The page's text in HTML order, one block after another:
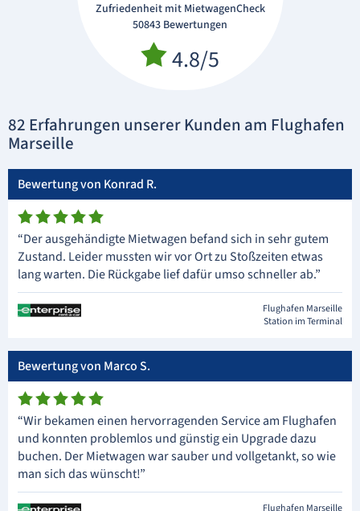
Zufriedenheit mit MietwagenCheck
50843 Bewertungen
4.8/5
82 Erfahrungen unserer Kunden am Flughafen
Marseille
Bewertung von Konrad R.
“Der ausgehändigte Mietwagen befand sich in sehr gutem
Zustand. Leider mussten wir vor Ort zu Stoßzeiten etwas
lang warten. Die Rückgabe lief dafür umso schneller ab.”
Flughafen Marseille
Station im Terminal
Bewertung von Marco S.
“Wir bekamen einen hervorragenden Service am Flughafen
und konnten problemlos und günstig ein Upgrade dazu
buchen. Der Mietwagen war sauber und vollgetankt, so wie
man sich das wünscht!”
Flughafen Marseille